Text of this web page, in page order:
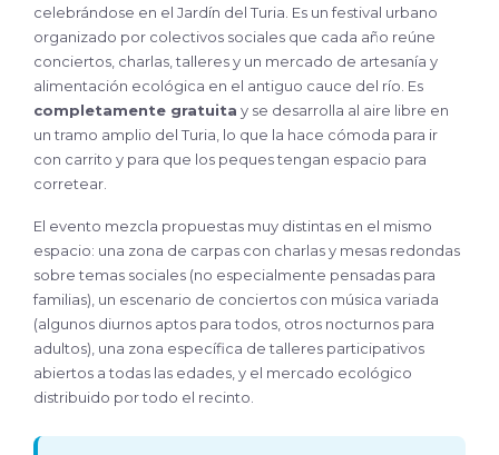
celebrándose en el Jardín del Turia. Es un festival urbano
organizado por colectivos sociales que cada año reúne
conciertos, charlas, talleres y un mercado de artesanía y
alimentación ecológica en el antiguo cauce del río. Es
completamente gratuita y se desarrolla al aire libre en
un tramo amplio del Turia, lo que la hace cómoda para ir
con carrito y para que los peques tengan espacio para
corretear.
El evento mezcla propuestas muy distintas en el mismo
espacio: una zona de carpas con charlas y mesas redondas
sobre temas sociales (no especialmente pensadas para
familias), un escenario de conciertos con música variada
(algunos diurnos aptos para todos, otros nocturnos para
adultos), una zona específica de talleres participativos
abiertos a todas las edades, y el mercado ecológico
distribuido por todo el recinto.